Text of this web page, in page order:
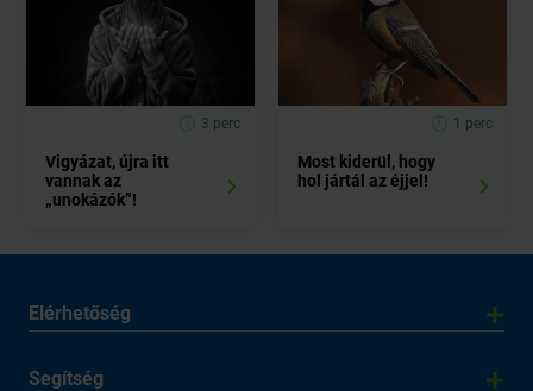
3 perc
Vigyázat, újra itt
vannak az
„unokázók”!
1 perc
Most kiderül, hogy
hol jártál az éjjel!
Elérhetőség
Segítség